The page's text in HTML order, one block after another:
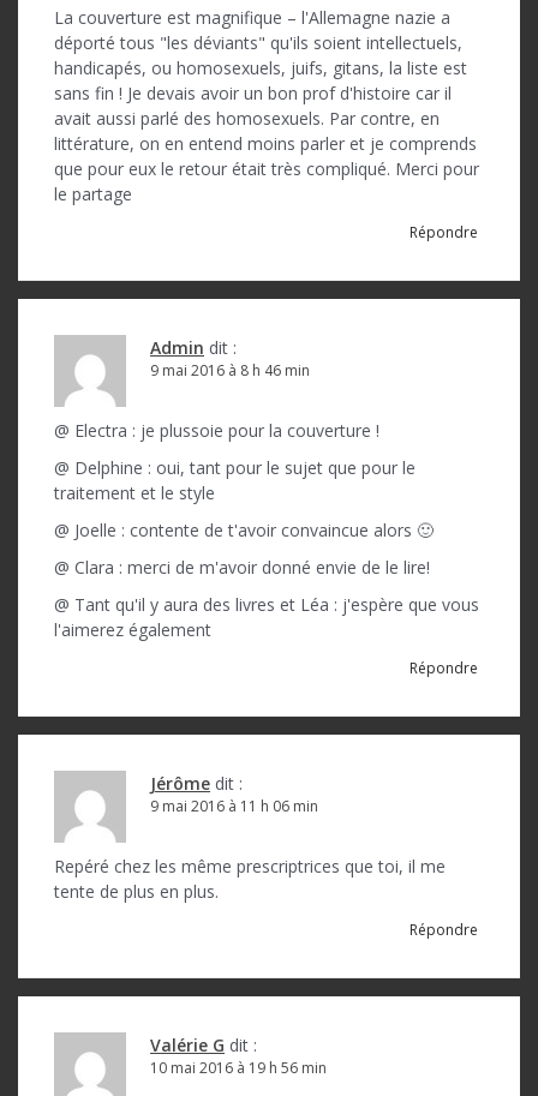
La couverture est magnifique – l'Allemagne nazie a
déporté tous "les déviants" qu'ils soient intellectuels,
handicapés, ou homosexuels, juifs, gitans, la liste est
sans fin ! Je devais avoir un bon prof d'histoire car il
avait aussi parlé des homosexuels. Par contre, en
littérature, on en entend moins parler et je comprends
que pour eux le retour était très compliqué. Merci pour
le partage
Répondre
Admin dit :
9 mai 2016 à 8 h 46 min
@ Electra : je plussoie pour la couverture !
@ Delphine : oui, tant pour le sujet que pour le
traitement et le style
@ Joelle : contente de t'avoir convaincue alors 🙂
@ Clara : merci de m'avoir donné envie de le lire!
@ Tant qu'il y aura des livres et Léa : j'espère que vous
l'aimerez également
Répondre
Jérôme dit :
9 mai 2016 à 11 h 06 min
Repéré chez les même prescriptrices que toi, il me
tente de plus en plus.
Répondre
Valérie G dit :
10 mai 2016 à 19 h 56 min